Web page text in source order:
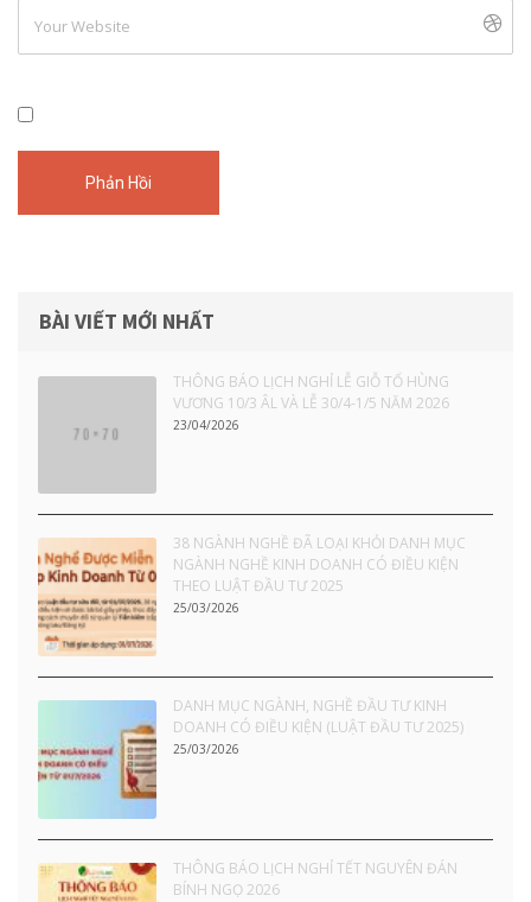
BÀI VIẾT MỚI NHẤT
THÔNG BÁO LỊCH NGHỈ LỄ GIỖ TỔ HÙNG
VƯƠNG 10/3 ÂL VÀ LỄ 30/4-1/5 NĂM 2026
23/04/2026
38 NGÀNH NGHỀ ĐÃ LOẠI KHỎI DANH MỤC
NGÀNH NGHỀ KINH DOANH CÓ ĐIỀU KIỆN
THEO LUẬT ĐẦU TƯ 2025
25/03/2026
DANH MỤC NGÀNH, NGHỀ ĐẦU TƯ KINH
DOANH CÓ ĐIỀU KIỆN (LUẬT ĐẦU TƯ 2025)
25/03/2026
THÔNG BÁO LỊCH NGHỈ TẾT NGUYÊN ĐÁN
BÍNH NGỌ 2026